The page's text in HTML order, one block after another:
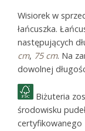
Wisiorek w
łańcuszka.
następujących
cm, 75 cm. Na
dowolnej
Biżuteria
środowisku
certyfikowanego